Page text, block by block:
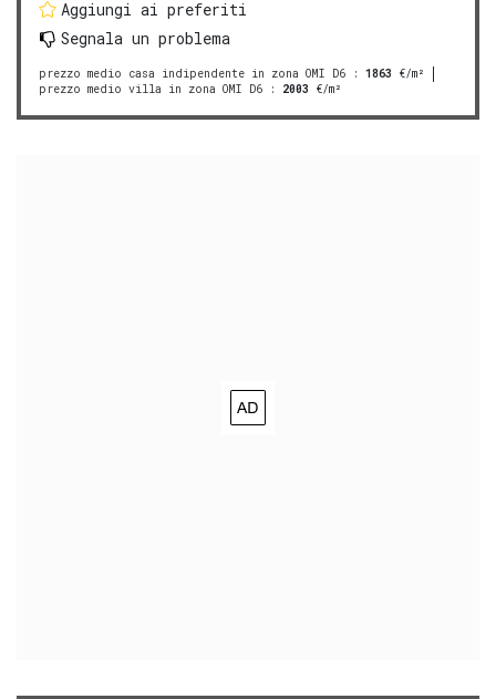
Aggiungi ai preferiti
Segnala un problema
prezzo medio casa indipendente in zona OMI D6 : 1863 €/m²
prezzo medio villa in zona OMI D6 : 2003 €/m²